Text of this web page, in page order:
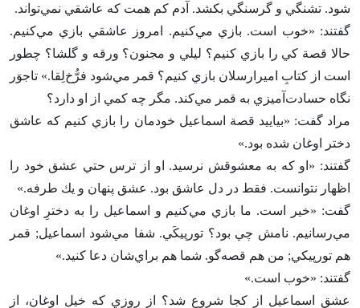
شود. تشنگي و گرسنگي بكشد. آدم كم همت كه عاشقي نمي‌تواند.
گفتند: «خوب است‌. بازي مي‌كنيم‌. امروز عاشقي بازي مي‌كنيم‌.
حالا قصة كي را بازي كنيم‌؟ ليلي و مجنون‌؟ ورقه و گلشا؟ چطور
است از كتاب‌ِ اميرارسلان بازي كنيم‌؟ قمر مي‌شود فرُّخ‌لِقا.» تاجوَر
نگاه حسادت‌آميزي به قمر مي‌كند. مگر چه كمي از او دارد؟
مراد گفت‌: «بياييد قصة اسماعيل خودمان را بازي كنيم كه عاشق
دختر اوغان شده بود.»
گفتند: «او كه به معشوقش نرسيد. او از ترس حتي عشق خود را
اظهار نتوانست‌. فقط در دل عاشق بود. عشق پنهان و يك طرفه‌.»
گفت‌: «خير است‌. ما بازي مي‌كنيم و اسماعيل را به دخترِ اوغان
مي‌رسانيم‌. نامش چي بود؟ تورپيكَي‌. شفا مي‌شود اسماعيل‌; قمر
هم تورپيكي‌; من هم قصه‌گو. شما هم براي‌شان دعا كنيد.»
گفتند: «خوب است‌.»
عشق اسماعيل از كجا شروع شد؟ از روزي كه خيل‌ِ اوغان‌، از